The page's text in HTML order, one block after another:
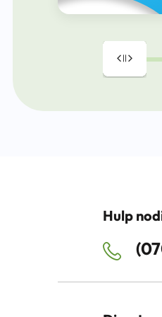
Drag
Hulp